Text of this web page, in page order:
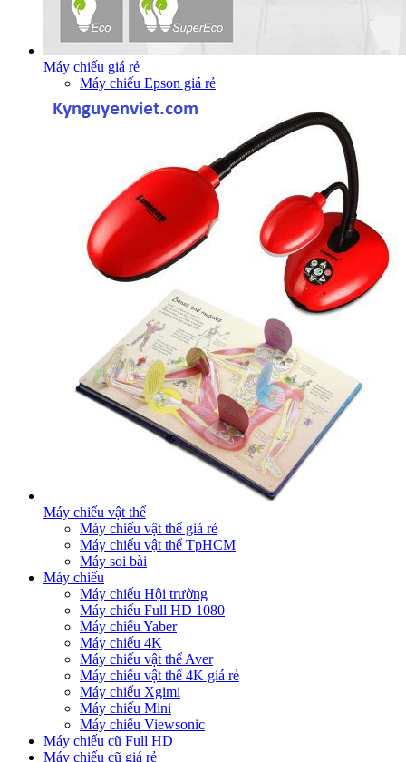
Máy chiếu giá rẻ
Máy chiếu Epson giá rẻ
Máy chiếu vật thể
Máy chiếu vật thể giá rẻ
Máy chiếu vật thể TpHCM
Máy soi bài
Máy chiếu
Máy chiếu Hội trường
Máy chiếu Full HD 1080
Máy chiếu Yaber
Máy chiếu 4K
Máy chiếu vật thể Aver
Máy chiếu vật thể 4K giá rẻ
Máy chiếu Xgimi
Máy chiếu Mini
Máy chiếu Viewsonic
Máy chiếu cũ Full HD
Máy chiếu cũ giá rẻ